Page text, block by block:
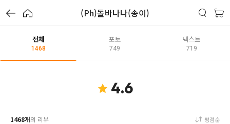
(Ph)돌바나나(송이)
전체
1468
포토
749
텍스트
719
4.6
1468개의 리뷰 평점순